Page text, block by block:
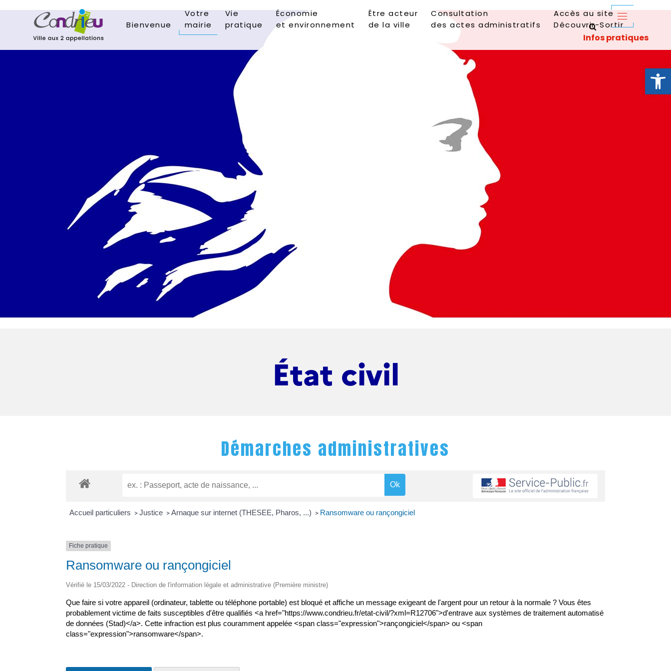
Ouvrir
Bienvenue
Votre
mairie
Vie
pratique
Économie
et environnement
Être acteur
de la ville
Consultation
des actes administratifs
Accès au site
Découvrir-Sortir
État civil
Démarches administratives
Accueil particuliers > Justice > Arnaque sur internet (THESEE, Pharos, ...) > Ransomware ou rançongiciel
Fiche pratique
Ransomware ou rançongiciel
Vérifié le 15/03/2022 - Direction de l'information légale et administrative (Première ministre)
Que faire si votre appareil (ordinateur, tablette ou téléphone portable) est bloqué et affiche un message exigeant de l'argent pour un retour à la normale ? Vous êtes
probablement victime de faits susceptibles d'être qualifiés <a href="https://www.condrieu.fr/etat-civil/?xml=R12706">d'entrave aux systèmes de traitement automatisé
de données (Stad)</a>. Cette infraction est plus couramment appelée <span class="expression">rançongiciel</span> ou <span
class="expression">ransomware</span>.